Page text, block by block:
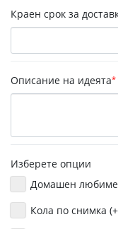
Краен срок за
Описание на идеята*
Изберете опции
Домашен
Кола по снимка